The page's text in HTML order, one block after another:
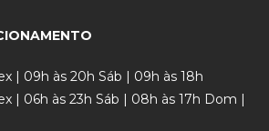
| 09h às 20h Sáb | 09h às 18h
| 06h às 23h Sáb | 08h às 17h Dom |